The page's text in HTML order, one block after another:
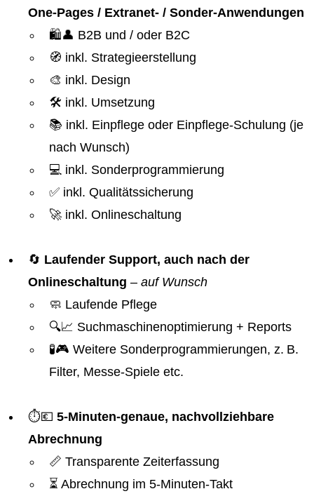
One-Pages / Extranet- / Sonder-Anwendungen
🛍️👤 B2B und / oder B2C
🧭 inkl. Strategieerstellung
🎨 inkl. Design
🛠️ inkl. Umsetzung
📚 inkl. Einpflege oder Einpflege-Schulung (je
nach Wunsch)
💻 inkl. Sonderprogrammierung
✅ inkl. Qualitätssicherung
🚀 inkl. Onlineschaltung
🔄 Laufender Support, auch nach der
Onlineschaltung – auf Wunsch
🧼 Laufende Pflege
🔍📈 Suchmaschinenoptimierung + Reports
🧪🎮 Weitere Sonderprogrammierungen, z. B.
Filter, Messe-Spiele etc.
⏱️💶 5-Minuten-genaue, nachvollziehbare
Abrechnung
📏 Transparente Zeiterfassung
⏳ Abrechnung im 5-Minuten-Takt